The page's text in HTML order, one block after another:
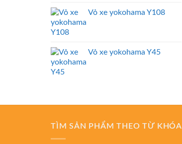
Vỏ xe yokohama Y108
Vỏ xe yokohama Y45
TÌM SẢN PHẨM THEO TỪ KHÓA